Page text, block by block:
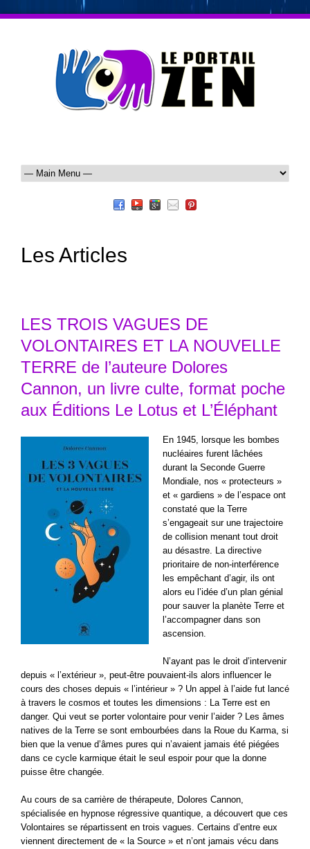
Les Articles
LES TROIS VAGUES DE
VOLONTAIRES ET LA NOUVELLE
TERRE de l’auteure Dolores
Cannon, un livre culte, format poche
aux Éditions Le Lotus et L’Éléphant
En 1945, lorsque les bombes
nucléaires furent lâchées
durant la Seconde Guerre
Mondiale, nos « protecteurs »
et « gardiens » de l’espace ont
constaté que la Terre
s’engageait sur une trajectoire
de collision menant tout droit
au désastre. La directive
prioritaire de non-interférence
les empêchant d’agir, ils ont
alors eu l’idée d’un plan génial
pour sauver la planète Terre et
l’accompagner dans son
ascension.
N’ayant pas le droit d’intervenir
depuis « l’extérieur », peut-être pouvaient-ils alors influencer le
cours des choses depuis « l’intérieur » ? Un appel à l’aide fut lancé
à travers le cosmos et toutes les dimensions : La Terre est en
danger. Qui veut se porter volontaire pour venir l’aider ? Les âmes
natives de la Terre se sont embourbées dans la Roue du Karma, si
bien que la venue d’âmes pures qui n’avaient jamais été piégées
dans ce cycle karmique était le seul espoir pour que la donne
puisse être changée.
Au cours de sa carrière de thérapeute, Dolores Cannon,
spécialisée en hypnose régressive quantique, a découvert que ces
Volontaires se répartissent en trois vagues. Certains d’entre eux
viennent directement de « la Source » et n’ont jamais vécu dans